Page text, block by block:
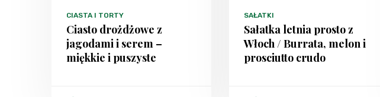
CIASTA I TORTY
Ciasto drożdżowe z
jagodami i serem –
miękkie i puszyste
SAŁATKI
Sałatka letnia prosto z
Włoch / Burrata, melon i
prosciutto crudo